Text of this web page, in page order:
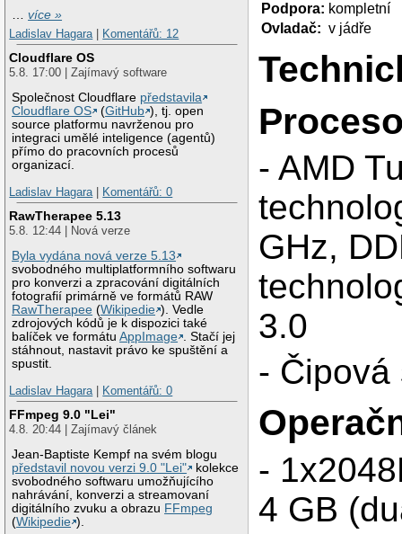
…více »
Ladislav Hagara| Komentářů: 12
Cloudflare OS
5.8. 17:00 | Zajímavý software
Společnost Cloudflare představila
Cloudflare OS
(GitHub ), tj. open
source platformu navrženou pro
integraci umělé inteligence (agentů)
přímo do pracovních procesů
organizací.
Ladislav Hagara| Komentářů: 0
RawTherapee 5.13
5.8. 12:44 | Nová verze
Byla vydána nová verze 5.13
svobodného multiplatformního softwaru
pro konverzi a zpracování digitálních
fotografií primárně ve formátů RAW
RawTherapee (Wikipedie ). Vedle
zdrojových kódů je k dispozici také
balíček ve formátuAppImage . Stačí jej
stáhnout, nastavit právo ke spuštění a
spustit.
Ladislav Hagara| Komentářů: 0
FFmpeg 9.0 "Lei"
4.8. 20:44 | Zajímavý článek
Jean-Baptiste Kempf na svém blogu
představil novou verzi 9.0 "Lei"
kolekce
svobodného softwaru umožňujícího
nahrávání, konverzi a streamovaní
digitálního zvuku a obrazu FFmpeg
(Wikipedie ).
Podpora: kompletní
Ovladač: v jádře
- AMD
GHz,
3.0
- Čipová
-
4 GB